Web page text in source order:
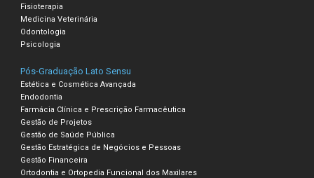
Fisioterapia
Medicina Veterinária
Odontologia
Psicologia
Pós-Graduação Lato Sensu
Estética e Cosmética Avançada
Endodontia
Farmácia Clínica e Prescrição Farmacêutica
Gestão de Projetos
Gestão de Saúde Pública
Gestão Estratégica de Negócios e Pessoas
Gestão Financeira
Ortodontia e Ortopedia Funcional dos Maxilares